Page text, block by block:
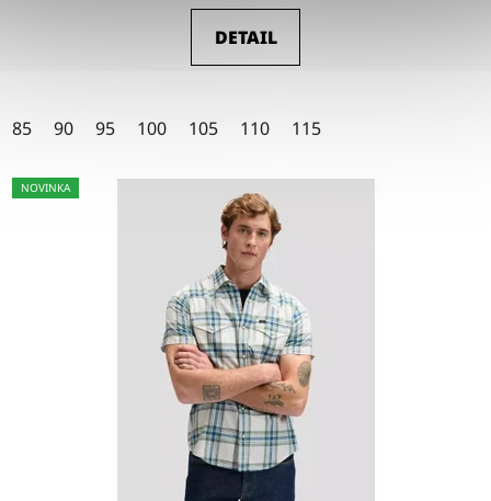
je
4,5
hvězdiček.
DETAIL
85 90 95 100 105 110 115
NOVINKA